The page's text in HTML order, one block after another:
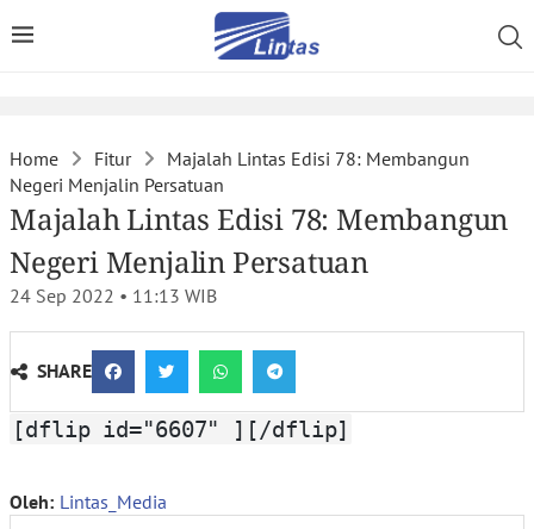
Home Fitur
Majalah Lintas Edisi 78: Membangun
Negeri Menjalin Persatuan
Majalah Lintas Edisi 78: Membangun
Negeri Menjalin Persatuan
24 Sep 2022 • 11:13 WIB
SHARE
[dflip id="6607" ][/dflip]
Oleh: Lintas_Media